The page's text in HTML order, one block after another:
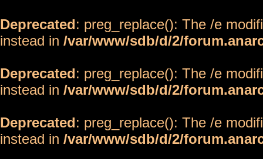
Deprecated: preg_replace(): The /e
instead in /var/www/sdb/d/2/
Deprecated: preg_replace(): The /e
instead in /var/www/sdb/d/2/
Deprecated: preg_replace(): The /e
instead in /var/www/sdb/d/2/